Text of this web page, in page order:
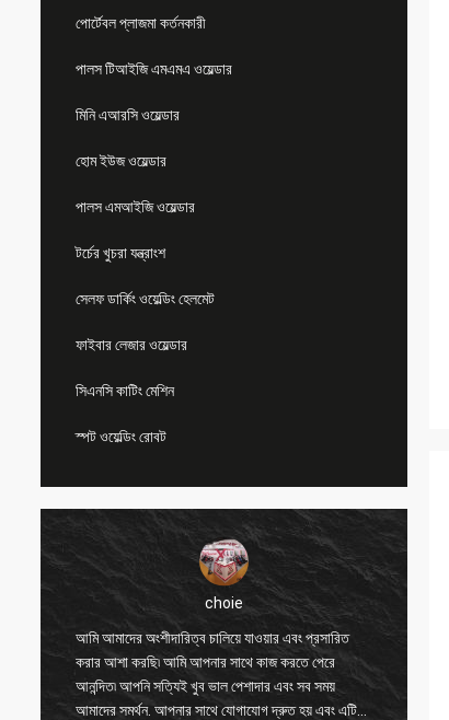
পোর্টেবল প্লাজমা কর্তনকারী
পালস টিআইজি এমএমএ ওয়েল্ডার
মিনি এআরসি ওয়েল্ডার
হোম ইউজ ওয়েল্ডার
পালস এমআইজি ওয়েল্ডার
টর্চের খুচরা যন্ত্রাংশ
সেলফ ডার্কিং ওয়েল্ডিং হেলমেট
ফাইবার লেজার ওয়েল্ডার
সিএনসি কাটিং মেশিন
স্পট ওয়েল্ডিং রোবট
choie
আমি আমাদের অংশীদারিত্ব চালিয়ে যাওয়ার এবং প্রসারিত
করার আশা করছি৷ আমি আপনার সাথে কাজ করতে পেরে
আনন্দিত৷ আপনি সত্যিই খুব ভাল পেশাদার এবং সব সময়
আমাদের সমর্থন. আপনার সাথে যোগাযোগ দ্রুত হয় এবং এটি